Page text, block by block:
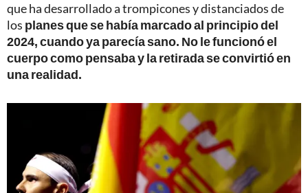
que ha desarrollado a trompicones y distanciados de
los planes que se había marcado al principio del
2024, cuando ya parecía sano. No le funcionó el
cuerpo como pensaba y la retirada se convirtió en
una realidad.